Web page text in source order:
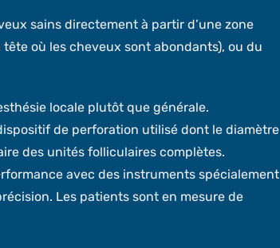
sains directement à partir d’une zone
où les cheveux sont abondants), ou du
locale plutôt que générale.
de perforation utilisé dont le diamètre
des unités folliculaires complètes.
avec des instruments spécialement
Les patients sont en mesure de